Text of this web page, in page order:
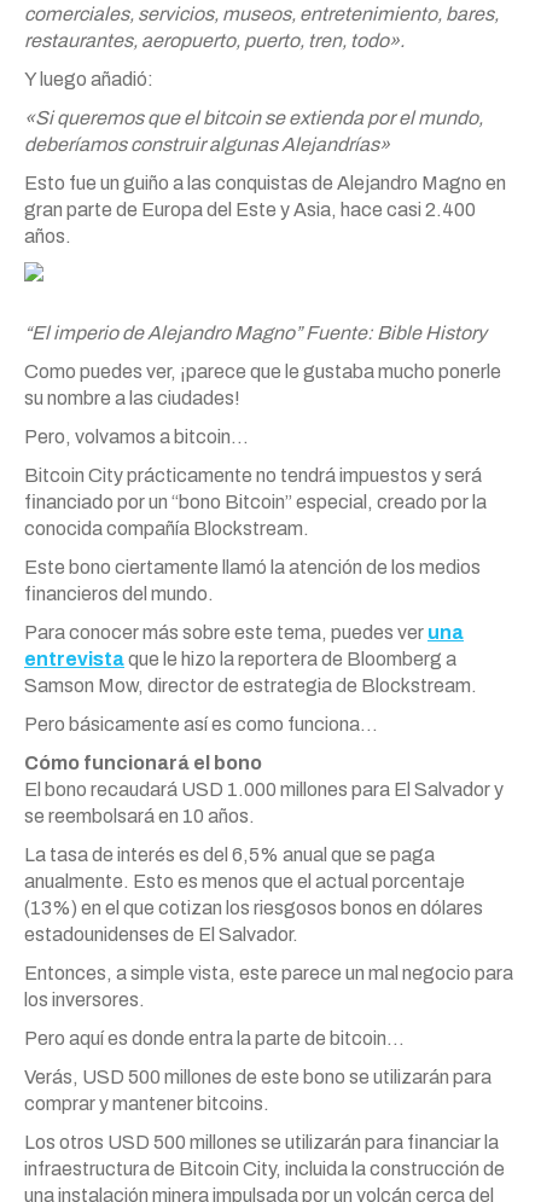
comerciales, servicios, museos, entretenimiento, bares,
restaurantes, aeropuerto, puerto, tren, todo».
Y luego añadió:
«Si queremos que el bitcoin se extienda por el mundo,
deberíamos construir algunas Alejandrías»
Esto fue un guiño a las conquistas de Alejandro Magno en
gran parte de Europa del Este y Asia, hace casi 2.400
años.
“El imperio de Alejandro Magno” Fuente: Bible History
Como puedes ver, ¡parece que le gustaba mucho ponerle
su nombre a las ciudades!
Pero, volvamos a bitcoin…
Bitcoin City prácticamente no tendrá impuestos y será
financiado por un “bono Bitcoin” especial, creado por la
conocida compañía Blockstream.
Este bono ciertamente llamó la atención de los medios
financieros del mundo.
Para conocer más sobre este tema, puedes ver una
entrevistaque le hizo la reportera de Bloomberg a
Samson Mow, director de estrategia de Blockstream.
Pero básicamente así es como funciona…
Cómo funcionará el bono
El bono recaudará USD 1.000 millones para El Salvador y
se reembolsará en 10 años.
La tasa de interés es del 6,5% anual que se paga
anualmente. Esto es menos que el actual porcentaje
(13%) en el que cotizan los riesgosos bonos en dólares
estadounidenses de El Salvador.
Entonces, a simple vista, este parece un mal negocio para
los inversores.
Pero aquí es donde entra la parte de bitcoin…
Verás, USD 500 millones de este bono se utilizarán para
comprar y mantener bitcoins.
Los otros USD 500 millones se utilizarán para financiar la
infraestructura de Bitcoin City, incluida la construcción de
una instalación minera impulsada por un volcán cerca del